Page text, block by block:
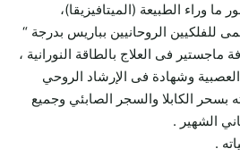
وراء الطبيعة (الميتافيزيقا)،
للفلكيين الروحانيين بباريس بدرجة “
ماجستير فى العلاج بالطاقة النورانية ،
وشهادة فى الإرشاد الروحي
بسحر الكابلا والسجر الصابئي وجميع
الشهير .
.